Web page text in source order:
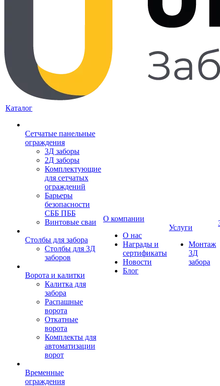
Каталог
Сетчатые панельные
ограждения
3Д заборы
2Д заборы
Комплектующие
для сетчатых
ограждений
Барьеры
безопасности
СББ ПББ
Винтовые сваи
Столбы для забора
Столбы для 3Д
заборов
Ворота и калитки
Калитка для
забора
Распашные
ворота
Откатные
ворота
Комплекты для
автоматизации
ворот
Временные
ограждения
О компании
О нас
Награды и
сертификаты
Новости
Блог
Услуги
Монтаж
3Д
забора